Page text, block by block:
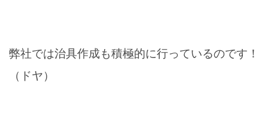
弊社では治具作成も積極的に行っているのです！
（ドヤ）